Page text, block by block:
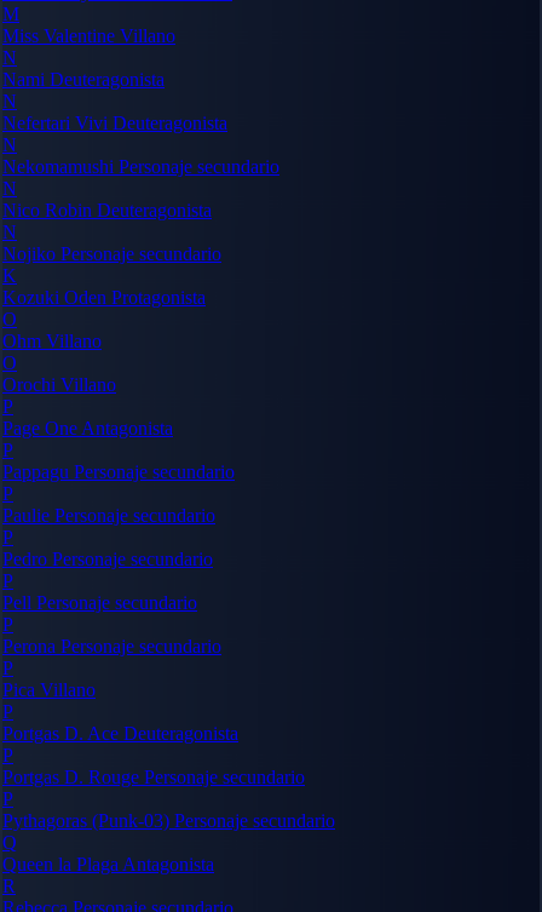
M
Miss Valentine Villano
N
Nami Deuteragonista
N
Nefertari Vivi Deuteragonista
N
Nekomamushi Personaje secundario
N
Nico Robin Deuteragonista
N
Nojiko Personaje secundario
K
Kozuki Oden Protagonista
O
Ohm Villano
O
Orochi Villano
P
Page One Antagonista
P
Pappagu Personaje secundario
P
Paulie Personaje secundario
P
Pedro Personaje secundario
P
Pell Personaje secundario
P
Perona Personaje secundario
P
Pica Villano
P
Portgas D. Ace Deuteragonista
P
Portgas D. Rouge Personaje secundario
P
Pythagoras (Punk-03) Personaje secundario
Q
Queen la Plaga Antagonista
R
Rebecca Personaje secundario